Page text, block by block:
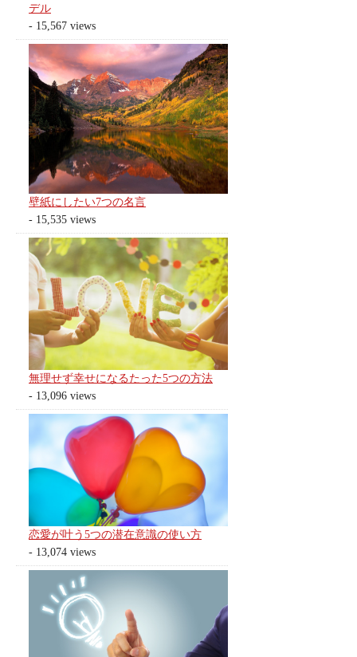
デル
- 15,567 views
壁紙にしたい7つの名言
- 15,535 views
無理せず幸せになるたった5つの方法
- 13,096 views
恋愛が叶う5つの潜在意識の使い方
- 13,074 views